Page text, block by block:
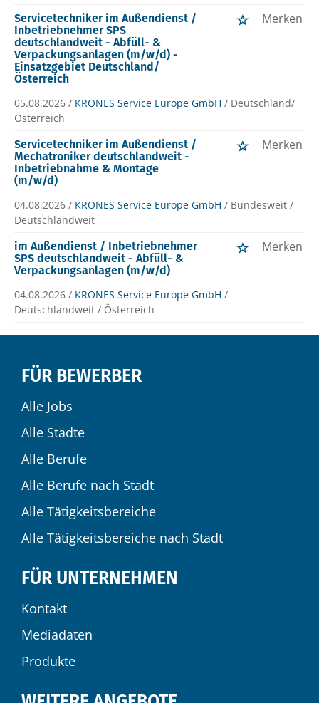
Servicetechniker im Außendienst /
Inbetriebnehmer SPS
deutschlandweit - Abfüll- &
Verpackungsanlagen (m/w/d) -
Einsatzgebiet Deutschland/
Österreich
Merken
05.08.2026 / KRONES Service Europe GmbH / Deutschland/
Österreich
Servicetechniker im Außendienst /
Mechatroniker deutschlandweit -
Inbetriebnahme & Montage
(m/w/d)
Merken
04.08.2026 / KRONES Service Europe GmbH / Bundesweit /
Deutschlandweit
im Außendienst / Inbetriebnehmer
SPS deutschlandweit - Abfüll- &
Verpackungsanlagen (m/w/d)
Merken
04.08.2026 / KRONES Service Europe GmbH /
Deutschlandweit / Österreich
FÜR BEWERBER
Alle Jobs
Alle Städte
Alle Berufe
Alle Berufe nach Stadt
Alle Tätigkeitsbereiche
Alle Tätigkeitsbereiche nach Stadt
FÜR UNTERNEHMEN
Kontakt
Mediadaten
Produkte